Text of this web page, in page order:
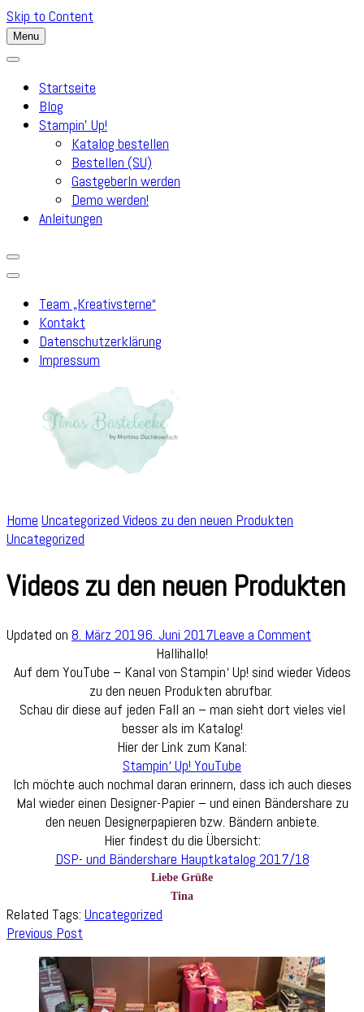
Skip to Content
Menu
Startseite
Blog
Stampin’ Up!
Katalog bestellen
Bestellen (SU)
GastgeberIn werden
Demo werden!
Anleitungen
Team „Kreativsterne“
Kontakt
Datenschutzerklärung
Impressum
Home Uncategorized Videos zu den neuen Produkten
Uncategorized
Videos zu den neuen Produkten
Updated on 8. März 20196. Juni 2017Leave a Comment
zu
neuen
Hallihallo!
Auf dem YouTube – Kanal von Stampin‘ Up! sind wieder Videos
zu den neuen Produkten abrufbar.
Schau dir diese auf jeden Fall an – man sieht dort vieles viel
besser als im Katalog!
Hier der Link zum Kanal:
Stampin‘ Up! YouTube
Ich möchte auch nochmal daran erinnern, dass ich auch dieses
Mal wieder einen Designer-Papier – und einen Bändershare zu
den neuen Designerpapieren bzw. Bändern anbiete.
Hier findest du die Übersicht:
DSP- und Bändershare Hauptkatalog 2017/18
Liebe Grüße
Tina
Related Tags: Uncategorized
Post
Previous Post